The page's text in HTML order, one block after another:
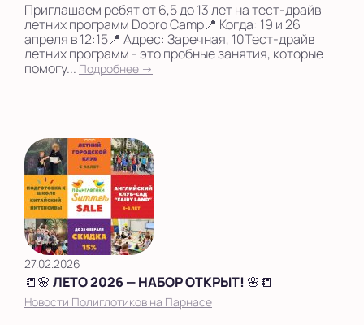
Приглашаем ребят от 6,5 до 13 лет на тест-драйв
летних программ Dobro Camp📍 Когда: 19 и 26
апреля в 12:15📍 Адрес: Заречная, 10Тест-драйв
летних программ - это пробные занятия, которые
помогу... Подробнее →
27.02.2026
📒🌸 ЛЕТО 2026 — НАБОР ОТКРЫТ! 🌸📒
Новости Полиглотиков на Парнасе